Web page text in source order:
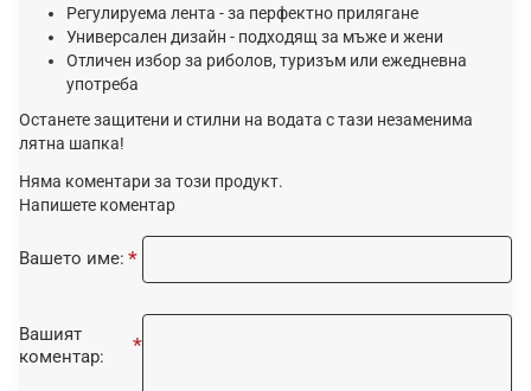
Регулируема лента - за перфектно прилягане
Универсален дизайн - подходящ за мъже и жени
Отличен избор за риболов, туризъм или ежедневна
употреба
Останете защитени и стилни на водата с тази незаменима
лятна шапка!
Няма коментари за този продукт.
Напишете коментар
Вашето име:
Вашият
коментар: